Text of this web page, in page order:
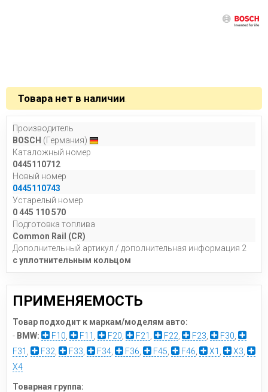
Товара нет в наличии
Производитель
BOSCH (Германия)
Каталожный номер
0445110712
Новый номер
0445110743
Устарелый номер
0 445 110 570
Подготовка топлива
Common Rail (СR)
Дополнительный артикул / дополнительная информация 2
с уплотнительным кольцом
ПРИМЕНЯЕМОСТЬ
Товар подходит к маркам/моделям авто:
- BMW: F10 F11 F20 F21 F22 F23 F30
F31
F32 F33 F34 F36 F45 F46 X1 X3
X4
Товарная группа: